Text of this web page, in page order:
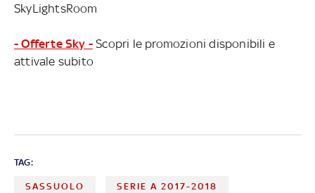
SkyLightsRoom
- Offerte Sky - Scopri le promozioni disponibili e
attivale subito
TAG:
SASSUOLO SERIE A 2017-2018